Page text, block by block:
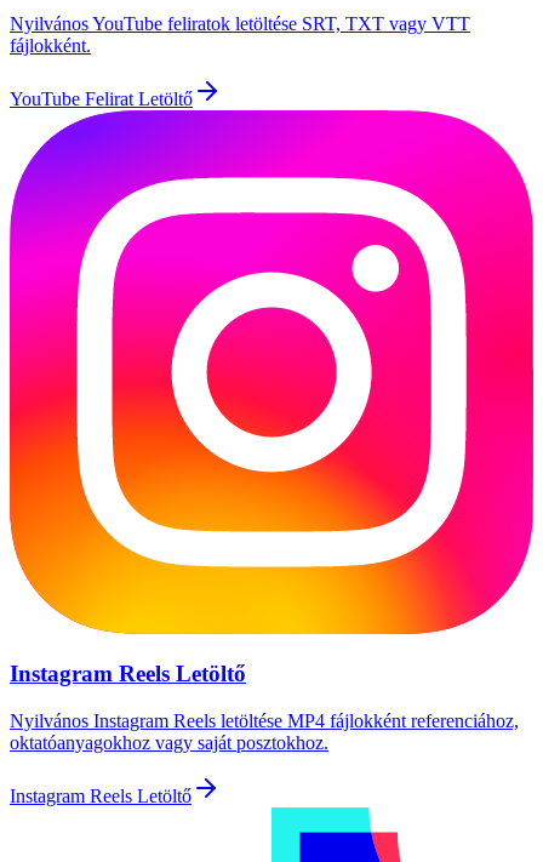
Nyilvános YouTube feliratok letöltése SRT, TXT vagy VTT
fájlokként.
YouTube Felirat Letöltő
Instagram Reels Letöltő
Nyilvános Instagram Reels letöltése MP4 fájlokként referenciához,
oktatóanyagokhoz vagy saját posztokhoz.
Instagram Reels Letöltő